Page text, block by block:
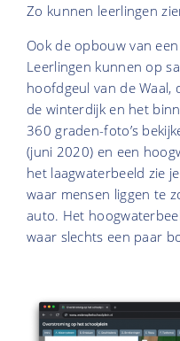
Zo kunnen leerlingen
Ook de opbouw van
Leerlingen kunnen op
hoofdgeul van de Waal,
de winterdijk en het
360 graden-foto’s
(juni 2020) en een
het laagwaterbeeld zie
waar mensen liggen te
auto. Het
waar slechts een paar